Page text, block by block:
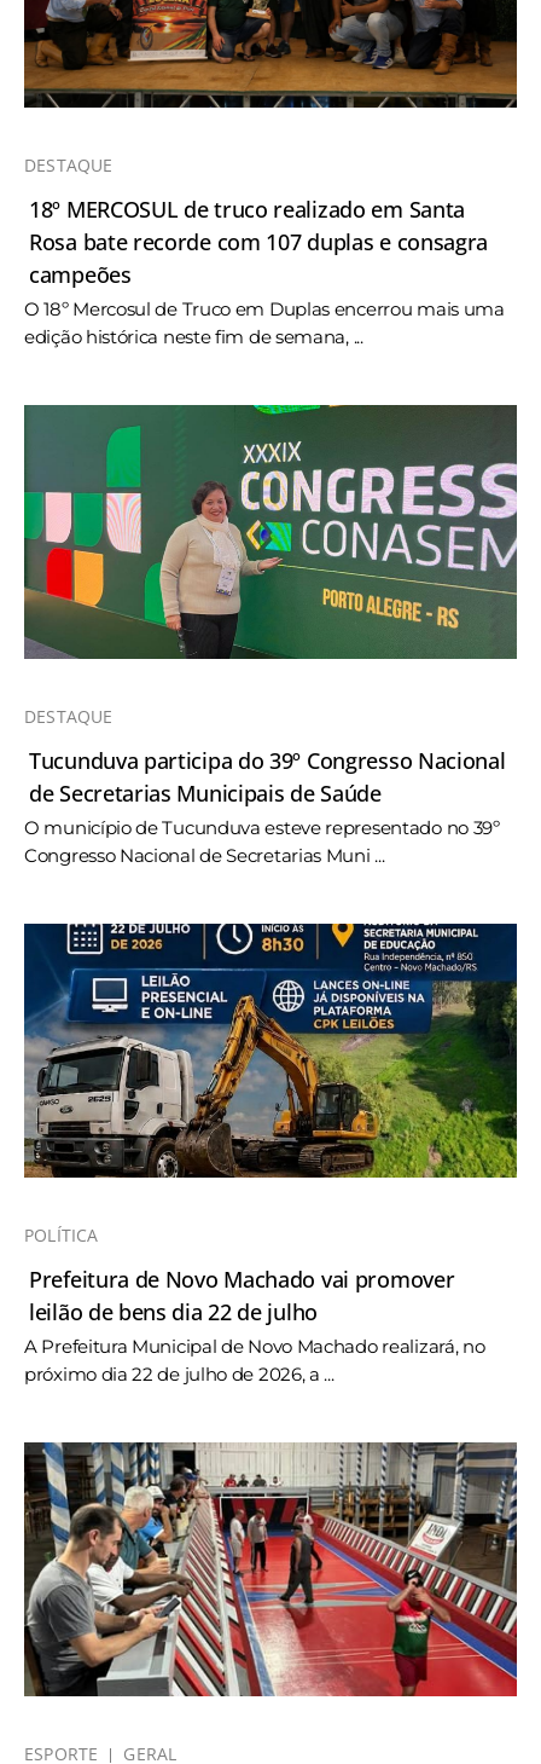
DESTAQUE
18º MERCOSUL de truco realizado em Santa
Rosa bate recorde com 107 duplas e consagra
campeões
O 18º Mercosul de Truco em Duplas encerrou mais uma
edição histórica neste fim de semana, ...
DESTAQUE
Tucunduva participa do 39º Congresso Nacional
de Secretarias Municipais de Saúde
O município de Tucunduva esteve representado no 39º
Congresso Nacional de Secretarias Muni ...
POLÍTICA
Prefeitura de Novo Machado vai promover
leilão de bens dia 22 de julho
A Prefeitura Municipal de Novo Machado realizará, no
próximo dia 22 de julho de 2026, a ...
ESPORTE GERAL